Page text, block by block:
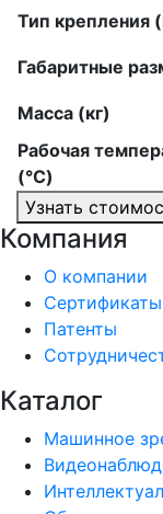
Тип крепления
Габаритные
Масса (кг)
Рабочая
(°C)
Узнать
Компания
О компании
Сертификаты
Патенты
Каталог
Машинное